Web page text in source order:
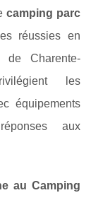
camping parc
réussies en
Charente-
les
équipements
aux
au Camping